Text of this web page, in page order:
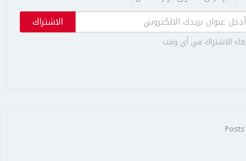
الاشتراك
الاشتراك في أي وقت